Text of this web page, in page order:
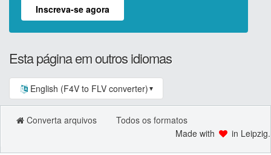
Inscreva-se agora
Esta página em outros idiomas
English (F4V to FLV converter) ▼
Converta arquivos
Todos os formatos
Made with
in Leipzig.